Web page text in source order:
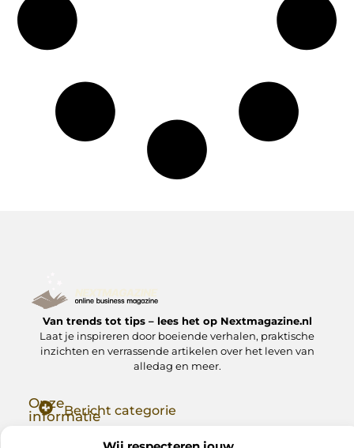
Van trends tot tips – lees het op Nextmagazine.nl
Laat je inspireren door boeiende verhalen, praktische
inzichten en verrassende artikelen over het leven van
alledag en meer.
Onze
informatieBericht categorie